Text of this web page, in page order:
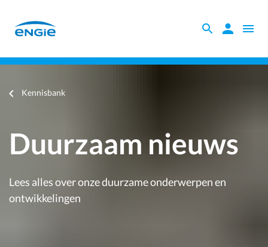
mainZoeken
de
Zoeken
Open
Je
Kennisbank
Duurzaam nieuws
Lees alles over onze duurzame onderwerpen en
ontwikkelingen